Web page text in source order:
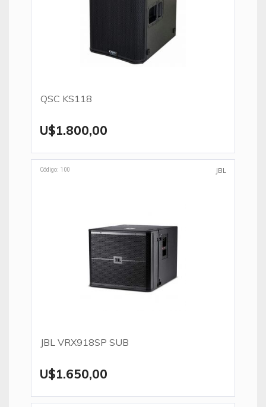
QSC KS118
U$1.800,00
Código: 100 JBL
JBL VRX918SP SUB
U$1.650,00